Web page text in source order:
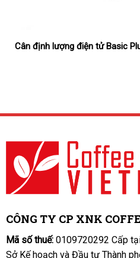
Cân định lượng điện tử Basic
CÔNG TY CP XNK
Mã số thuế:0109720292 Cấp
Sở Kế hoạch và Đầu tư Thành